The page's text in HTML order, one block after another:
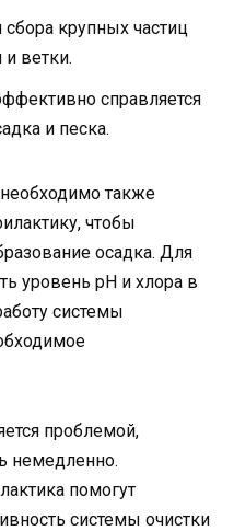
крупных частиц
и ветки.
справляется
и песка.
также
чтобы
осадка. Для
уровень pH и хлора в
системы
проблемой,
немедленно.
помогут
системы очистки